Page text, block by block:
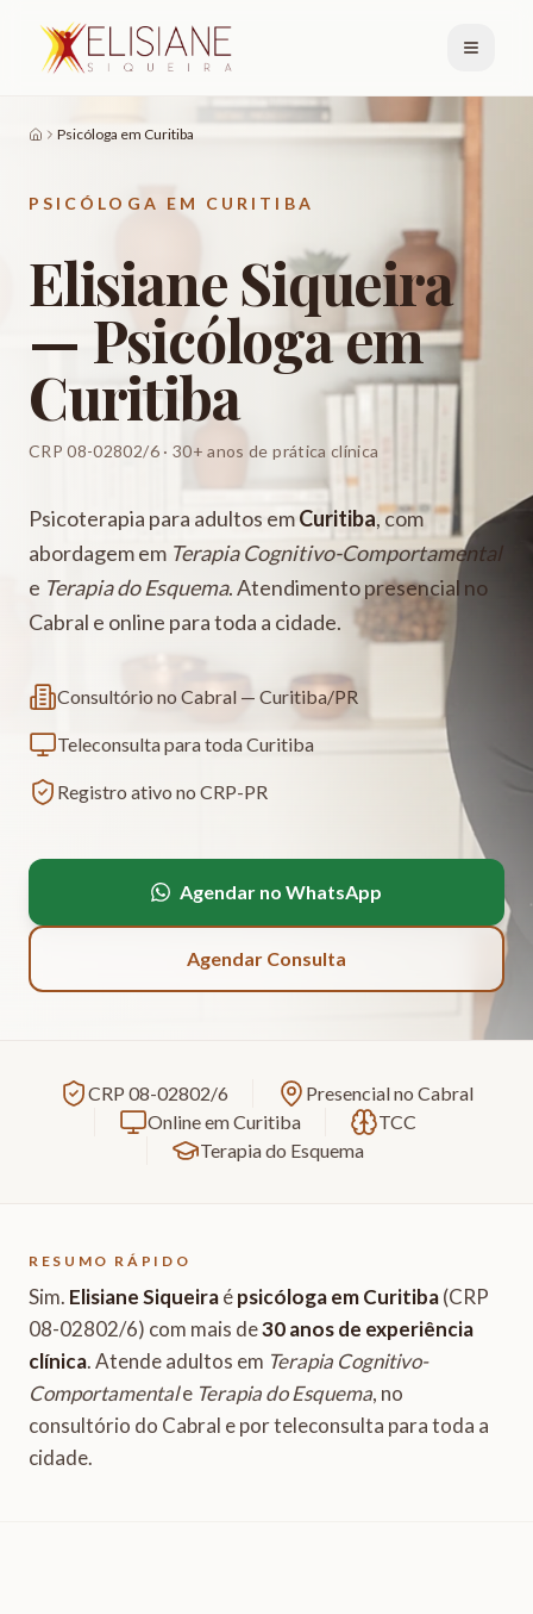
Psicóloga em Curitiba
PSICÓLOGA EM CURITIBA
Elisiane Siqueira
— Psicóloga em
Curitiba
CRP 08-02802/6 · 30+ anos de prática clínica
Psicoterapia para adultos emCuritiba, com
abordagem em Terapia Cognitivo-Comportamental
e Terapia do Esquema. Atendimento presencial no
Cabral e online para toda a cidade.
Consultório no Cabral — Curitiba/PR
Teleconsulta para toda Curitiba
Registro ativo no CRP-PR
Agendar no WhatsApp
Agendar Consulta
CRP 08-02802/6
Presencial no Cabral
Online em Curitiba
TCC
Terapia do Esquema
RESUMO RÁPIDO
Sim. Elisiane Siqueiraépsicóloga em Curitiba(CRP
08-02802/6) com mais de30 anos de experiência
clínica. Atende adultos em Terapia Cognitivo-
Comportamentale Terapia do Esquema, no
consultório do Cabral e por teleconsulta para toda a
cidade.